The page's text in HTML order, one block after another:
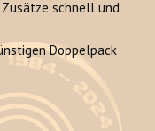
schnell und
Doppelpack